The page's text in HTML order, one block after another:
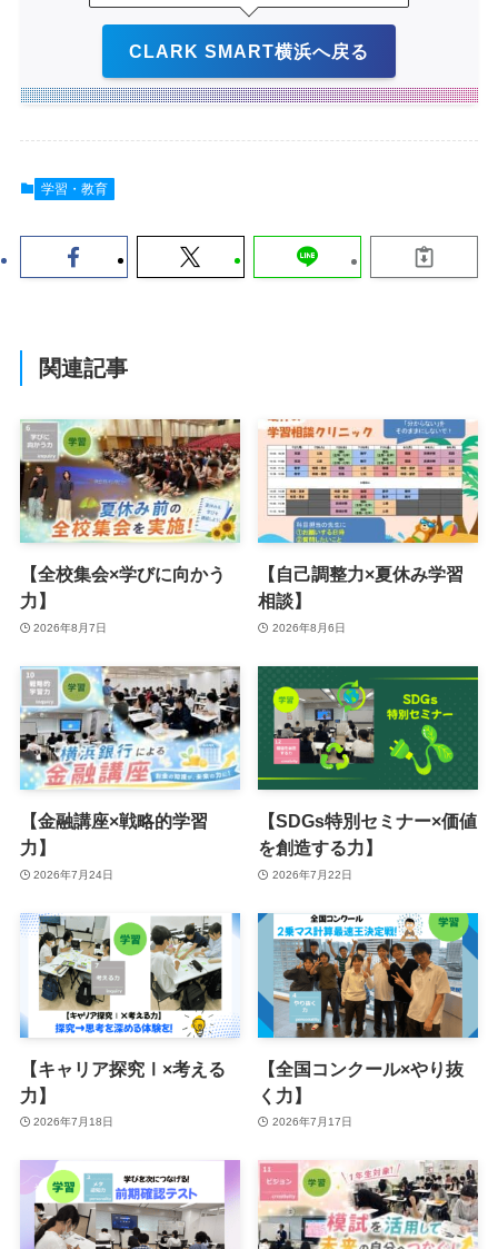
CLARK SMART横浜へ戻る
学習・教育
関連記事
【全校集会×学びに向かう
力】
2026年8月7日
【自己調整力×夏休み学習
相談】
2026年8月6日
【金融講座×戦略的学習
力】
2026年7月24日
【SDGs特別セミナー×価値
を創造する力】
2026年7月22日
【キャリア探究Ⅰ×考える
力】
2026年7月18日
【全国コンクール×やり抜
く力】
2026年7月17日